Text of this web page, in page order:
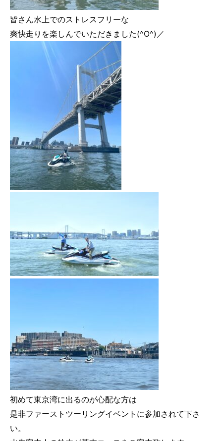
皆さん水上でのストレスフリーな
爽快走りを楽しんでいただきました(^O^)／
初めて東京湾に出るのが心配な方は
是非ファーストツーリングイベントに参加されて下さ
い。